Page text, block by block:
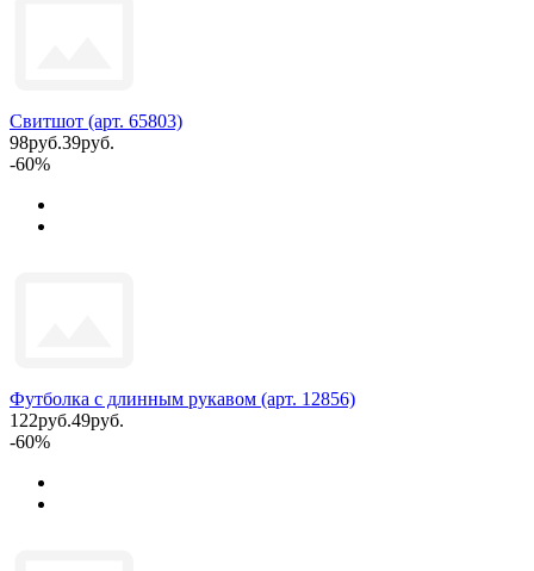
Свитшот (арт. 65803)
98руб.39руб.
-60%
Футболка с длинным рукавом (арт. 12856)
122руб.49руб.
-60%